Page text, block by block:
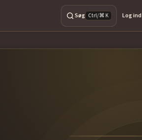
Søg Ctrl/⌘ K Log ind